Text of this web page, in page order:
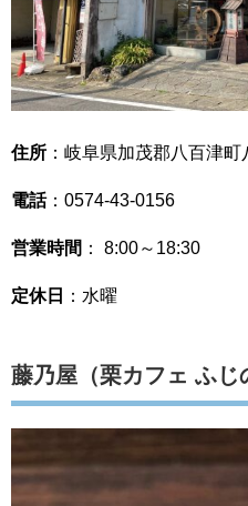
住所 ：岐阜県加茂郡八百津
電話：0574-43-0156
営業時間 ： 8:00～18:30
定休日 ：水曜
藤乃屋（栗カフェ ふじ